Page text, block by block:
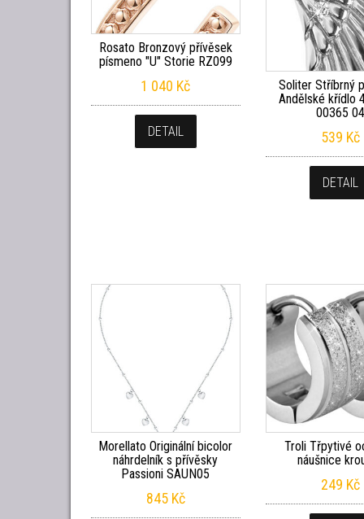
Rosato Bronzový přívěsek
písmeno "U" Storie RZ099
1 040 Kč
DETAIL
Soliter Stříbrný
Andělské křídlo
00365 04
539 Kč
DETAIL
Morellato Originální bicolor
náhrdelník s přívěsky
Passioni SAUN05
845 Kč
Troli Třpytivé
náušnice
249 Kč